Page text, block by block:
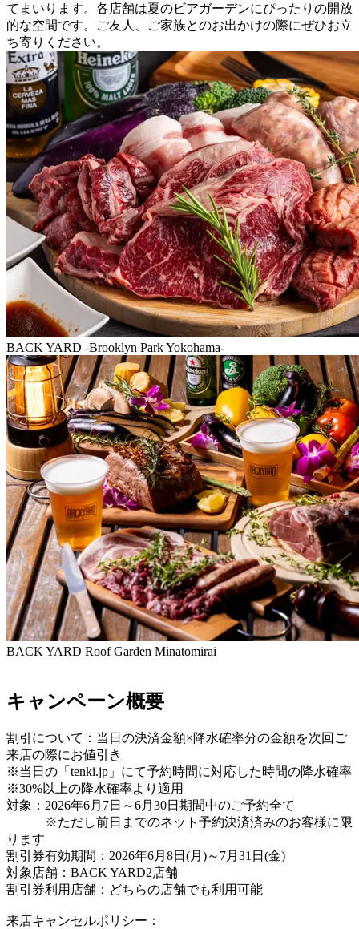
てまいります。各店舗は夏のビアガーデンにぴったりの開放
的な空間です。ご友人、ご家族とのお出かけの際にぜひお立
ち寄りください。
BACK YARD -Brooklyn Park Yokohama-
BACK YARD Roof Garden Minatomirai
キャンペーン概要
割引について：当日の決済金額×降水確率分の金額を次回ご
来店の際にお値引き
※当日の「tenki.jp」にて予約時間に対応した時間の降水確率
※30%以上の降水確率より適用
対象：2026年6月7日～6月30日期間中のご予約全て
※ただし前日までのネット予約決済済みのお客様に限
ります
割引券有効期間：2026年6月8日(月)～7月31日(金)
対象店舗：BACK YARD2店舗
割引券利用店舗：どちらの店舗でも利用可能
来店キャンセルポリシー：